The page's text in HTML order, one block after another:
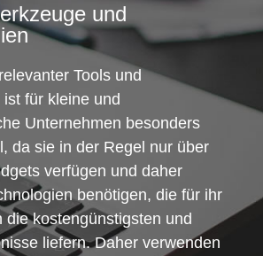
und
Tools und
für kleine und
Unternehmen besonders
da sie in der Regel nur über
verfügen und daher
benötigen, die für ihr
die kostengünstigsten und
liefern. Daher verwenden